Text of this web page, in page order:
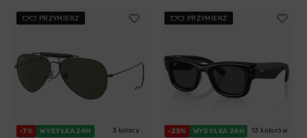
PRZYMIERZ
-7% WYSYŁKA 24H 3 kolory
PRZYMIERZ
-25% WYSYŁKA 24H 13 kolorów